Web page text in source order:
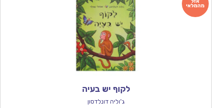
לקוף יש בעיה
ג'וליה דונלדסון